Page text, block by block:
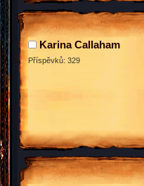
Karina Callaham
Příspěvků: 329